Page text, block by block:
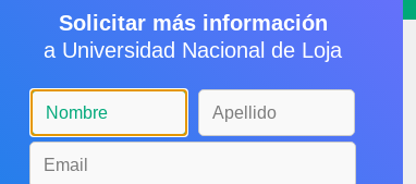
Solicitar más información
a Universidad Nacional de Loja